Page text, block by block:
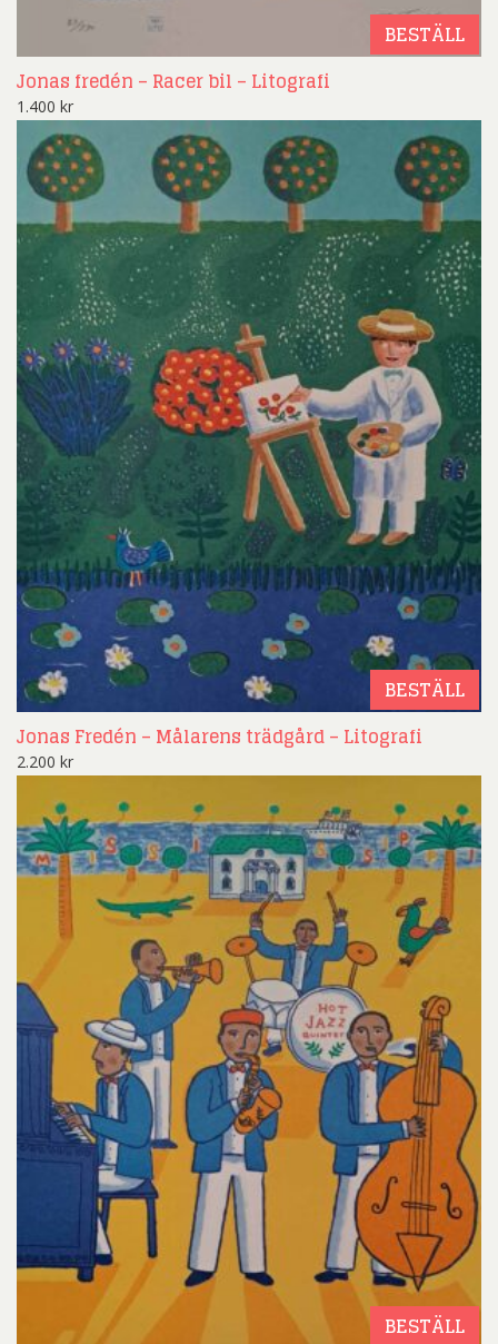
BESTÄLL
Jonas fredén – Racer bil – Litografi
1.400 kr
BESTÄLL
Jonas Fredén – Målarens trädgård – Litografi
2.200 kr
BESTÄLL